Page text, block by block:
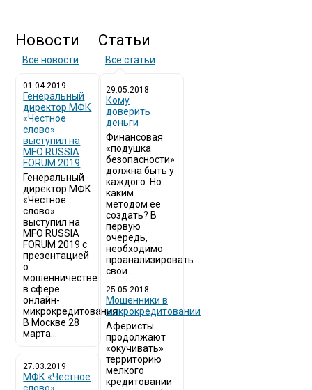
Новости
Все новости
01.04.2019
Генеральный
директор МФК
«Честное
слово»
выступил на
MFO RUSSIA
FORUM 2019
Генеральный
директор МФК
«Честное
слово»
выступил на
MFO RUSSIA
FORUM 2019 с
презентацией
о
мошенничестве
в сфере
онлайн-
микрокредитования
В Москве 28
марта...
27.03.2019
МФК «Честное
Статьи
Все статьи
29.05.2018
Кому
доверить
деньги
Финансовая
«подушка
безопасности»
должна быть у
каждого. Но
каким
методом ее
создать? В
первую
очередь,
необходимо
проанализировать
свои...
25.05.2018
Мошенники в
микрокредитовании
Аферисты
продолжают
«окучивать»
территорию
мелкого
кредитовании